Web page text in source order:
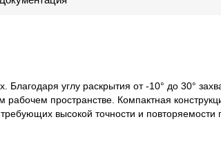
углу раскрытия от -10° до 30°
пространстве. Компактная
высокой точности и повторяемости